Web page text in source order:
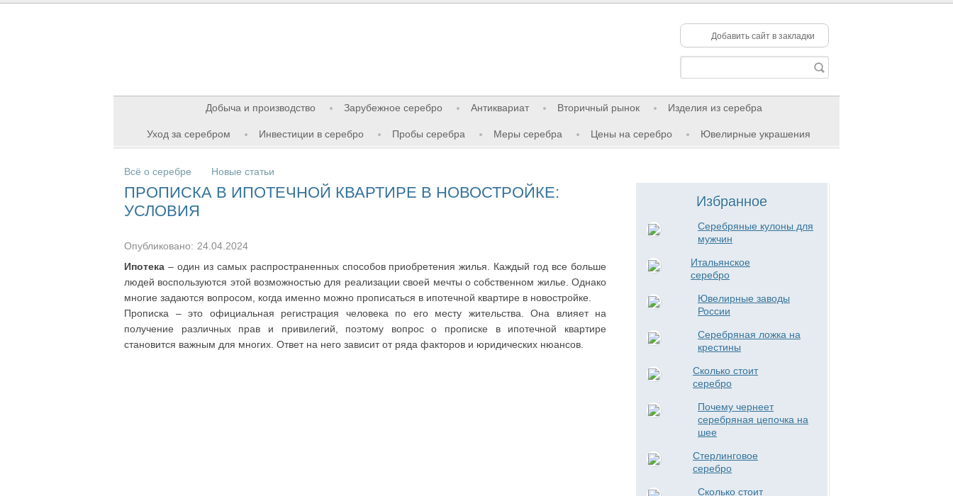
Добавить сайт в закладки
Добыча и производство Зарубежное серебро Антиквариат Вторичный рынок Изделия из серебра
Уход за серебром Инвестиции в серебро Пробы серебра Меры серебра Цены на серебро Ювелирные украшения
Всё о серебре Новые статьи
ПРОПИСКА В ИПОТЕЧНОЙ КВАРТИРЕ В НОВОСТРОЙКЕ:
УСЛОВИЯ
Опубликовано: 24.04.2024
Ипотека – один из самых распространенных способов приобретения жилья. Каждый год все больше
людей воспользуются этой возможностью для реализации своей мечты о собственном жилье. Однако
многие задаются вопросом, когда именно можно прописаться в ипотечной квартире в новостройке.
Прописка – это официальная регистрация человека по его месту жительства. Она влияет на
получение различных прав и привилегий, поэтому вопрос о прописке в ипотечной квартире
становится важным для многих. Ответ на него зависит от ряда факторов и юридических нюансов.
Избранное
Серебряные кулоны для
мужчин
Итальянское
серебро
Ювелирные заводы
России
Серебряная ложка на
крестины
Сколько стоит
серебро
Почему чернеет
серебряная цепочка на
шее
Стерлинговое
серебро
Сколько стоит